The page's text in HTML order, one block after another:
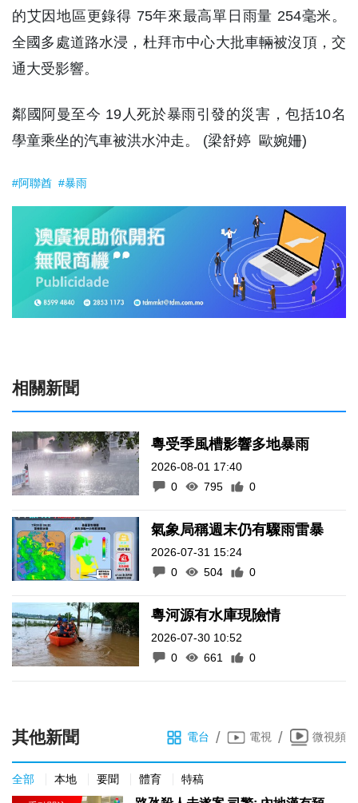
的艾因地區更錄得 75年來最高單日雨量 254毫米。
全國多處道路水浸，杜拜市中心大批車輛被沒頂，交
通大受影響。
鄰國阿曼至今 19人死於暴雨引發的災害，包括10名
學童乘坐的汽車被洪水沖走。 (梁舒婷 歐婉姍)
#阿聯酋 #暴雨
相關新聞
粵受季風槽影響多地暴雨
2026-08-01 17:40
0
795 0
氣象局稱週末仍有驟雨雷暴
2026-07-31 15:24
0
504 0
粵河源有水庫現險情
2026-07-30 10:52
0
661 0
其他新聞 電台 / 電視 / 微視頻
全部 本地 要聞 體育 特稿